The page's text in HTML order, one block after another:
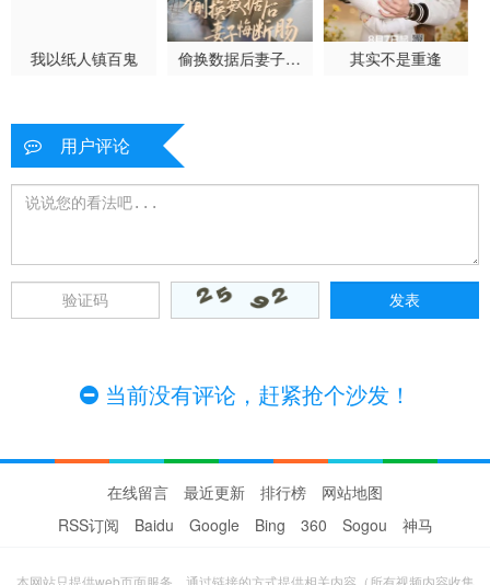
我以纸人镇百鬼
偷换数据后妻子悔
其实不是重逢
用户评论
当前没有评论，赶紧抢个沙发！
在线留言 最近更新 排行榜
网站地图
RSS订阅
Baidu Google Bing 360 Sogou 神马
本网站只提供web页面服务，通过链接的方式提供相关内容（所有视频内容收集